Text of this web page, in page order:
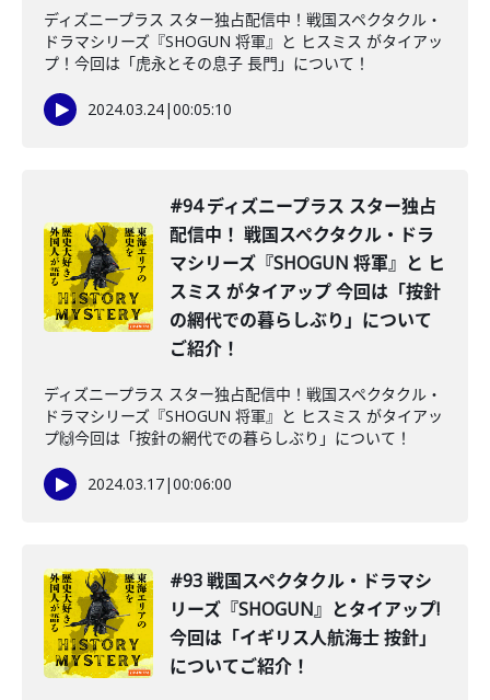
ディズニープラス スター独占配信中！戦国スペクタクル・
ドラマシリーズ『SHOGUN 将軍』と ヒスミス がタイアッ
プ！今回は「虎永とその息子 長門」について！
2024.03.24|00:05:10
#94 ディズニープラス スター独占
配信中！ 戦国スペクタクル・ドラ
マシリーズ『SHOGUN 将軍』と ヒ
スミス がタイアップ 今回は「按針
の網代での暮らしぶり」について
ご紹介！
ディズニープラス スター独占配信中！戦国スペクタクル・
ドラマシリーズ『SHOGUN 将軍』と ヒスミス がタイアッ
プ🙌今回は「按針の網代での暮らしぶり」について！
2024.03.17|00:06:00
#93 戦国スペクタクル・ドラマシ
リーズ『SHOGUN』とタイアップ!
今回は「イギリス人航海士 按針」
についてご紹介！